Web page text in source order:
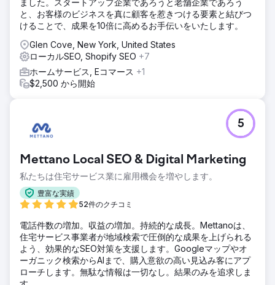
ました。スタートアップ企業であろうと老舗企業であろう
と、お客様のビジネスを真に顧客を惹きつける要素と結びつ
けることで、成果を10倍に高めるお手伝いをいたします。
Glen Cove, New York, United States
ローカルSEO, Shopify SEO +7
ホームサービス, Eコマース +1
$2,500 から開始
Mettano Local SEO & Digital Marketing
私たちは住宅サービス業に雇用機会を増やします。
豊富な実績
52件のクチコミ
5
電話件数の増加。収益の増加。持続的な成長。Mettanoは、
住宅サービス事業者が地域検索で圧倒的な成果を上げられる
よう、効果的なSEO対策を支援します。Googleマップやオ
ーガニック検索からAIまで、購入意欲の高い見込み客にアプ
ローチします。無駄な情報は一切なし。結果のみを追求しま